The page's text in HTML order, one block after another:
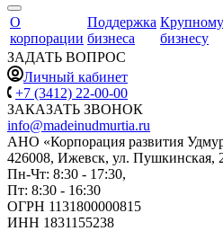
О
корпорации
Поддержка
бизнеса
Крупному
бизнесу
ЗАДАТЬ ВОПРОС
Личный кабинет
+7 (3412) 22-00-00
ЗАКАЗАТЬ ЗВОНОК
info@madeinudmurtia.ru
АНО «Корпорация развития
426008, Ижевск, ул. Пушкинская,
Пн-Чт: 8:30 - 17:30,
Пт: 8:30 - 16:30
ОГРН 1131800000815
ИНН 1831155238